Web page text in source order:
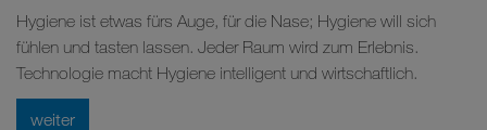
Hygiene ist etwas fürs Auge, für die Nase; Hygiene will sich
fühlen und tasten lassen. Jeder Raum wird zum Erlebnis.
Technologie macht Hygiene intelligent und wirtschaftlich.
weiter